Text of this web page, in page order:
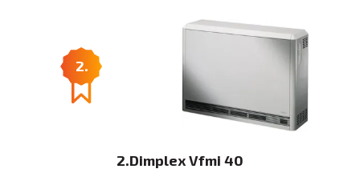
2.
2.Dimplex Vfmi 40